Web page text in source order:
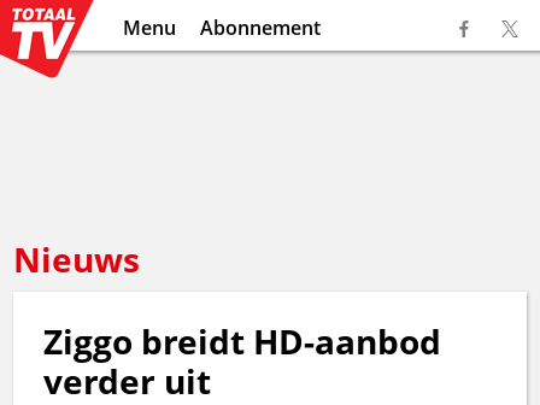
Menu Abonnement
Nieuws
Ziggo breidt HD-aanbod
verder uit